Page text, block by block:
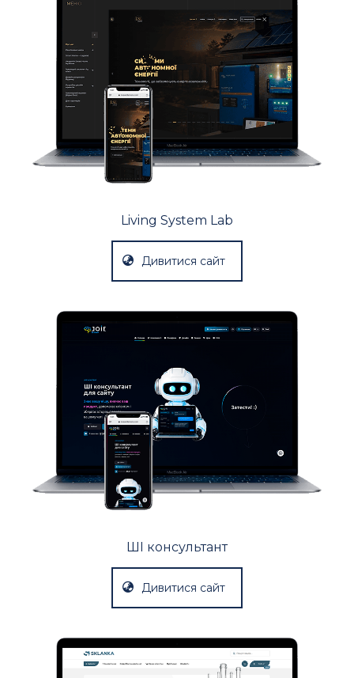
Living System Lab
Дивитися сайт
ШІ консультант
Дивитися сайт